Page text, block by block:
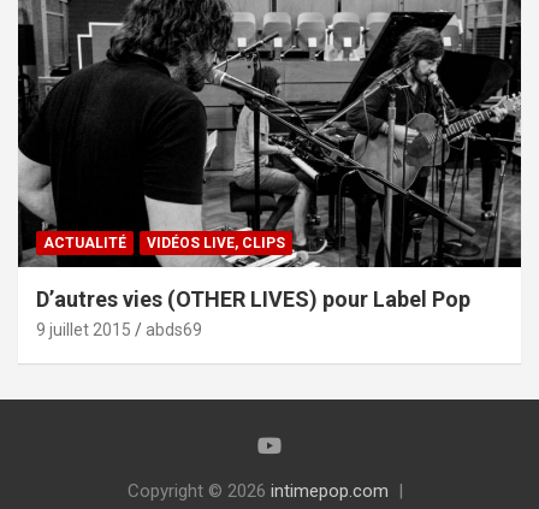
ACTUALITÉ VIDÉOS LIVE, CLIPS
D’autres vies (OTHER LIVES) pour Label Pop
9 juillet 2015 abds69
Copyright © 2026 intimepop.com